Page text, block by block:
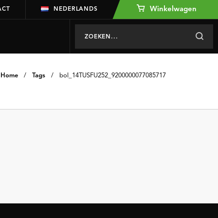
NEDERLANDS Winkelwagen
Home / Tags / bol_14TUSFU252_9200000077085717